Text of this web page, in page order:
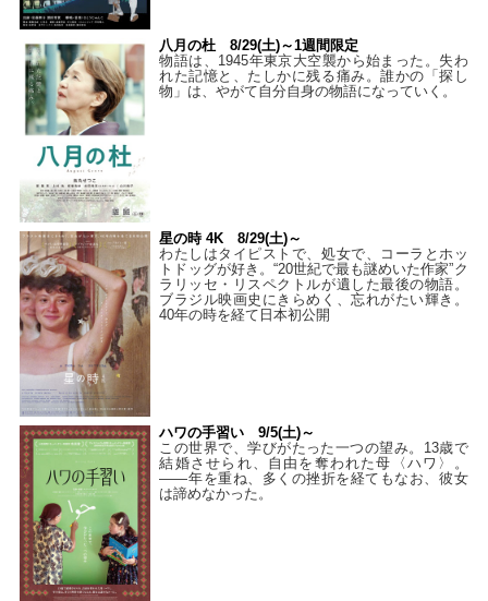
八月の杜 8/29(土)～1週間限定
物語は、1945年東京大空襲から始まった。失わ
れた記憶と、たしかに残る痛み。誰かの「探し
物」は、やがて自分自身の物語になっていく。
星の時 4K 8/29(土)～
わたしはタイピストで、処⼥で、コーラとホッ
トドッグが好き。“20世紀で最も謎めいた作家”ク
ラリッセ・リスペクトルが遺した最後の物語。
ブラジル映画史にきらめく、忘れがたい輝き。
40年の時を経て⽇本初公開
ハワの手習い 9/5(土)～
この世界で、学びがたった一つの望み。13歳で
結婚させられ、自由を奪われた母〈ハワ〉。
——年を重ね、多くの挫折を経てもなお、彼女
は諦めなかった。